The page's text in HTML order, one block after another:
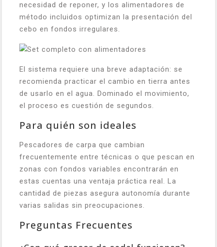
necesidad de reponer, y los alimentadores de
método incluidos optimizan la presentación del
cebo en fondos irregulares.
El sistema requiere una breve adaptación: se
recomienda practicar el cambio en tierra antes
de usarlo en el agua. Dominado el movimiento,
el proceso es cuestión de segundos.
Para quién son ideales
Pescadores de carpa que cambian
frecuentemente entre técnicas o que pescan en
zonas con fondos variables encontrarán en
estas cuentas una ventaja práctica real. La
cantidad de piezas asegura autonomía durante
varias salidas sin preocupaciones.
Preguntas Frecuentes